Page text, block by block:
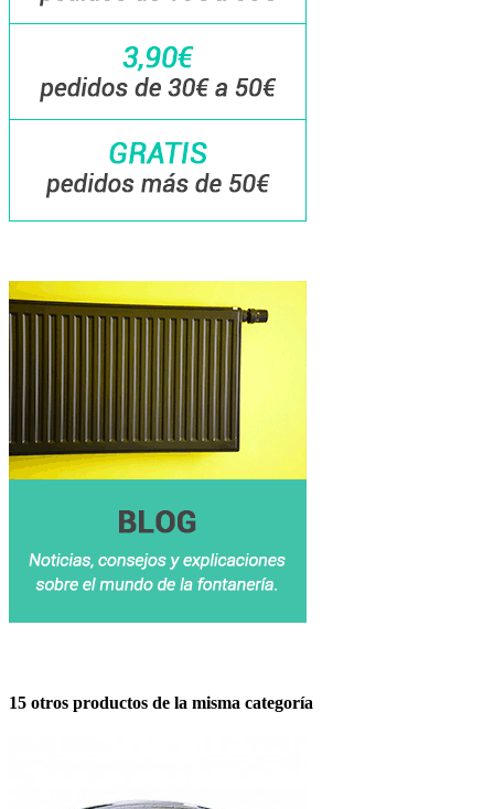
15 otros productos de la misma categoría